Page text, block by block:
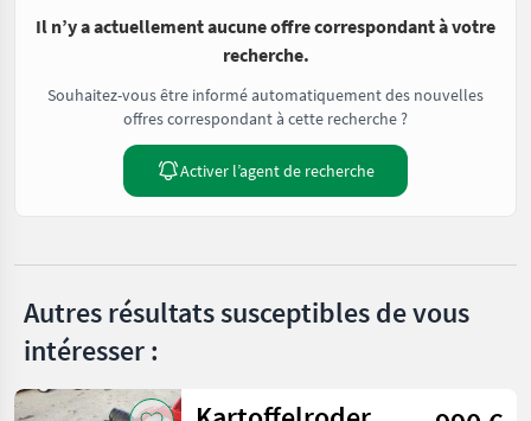
Il n’y a actuellement aucune offre correspondant à votre
recherche.
Souhaitez-vous être informé automatiquement des nouvelles
offres correspondant à cette recherche ?
Activer l’agent de recherche
Autres résultats susceptibles de vous
intéresser :